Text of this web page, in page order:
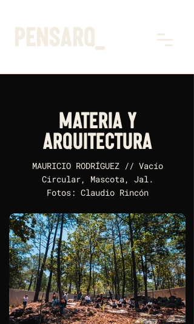
pensarq_
MATERIA Y
ARQUITECTURA
MAURICIO RODRÍGUEZ // Vacío
Circular, Mascota, Jal.
Fotos: Claudio Rincón